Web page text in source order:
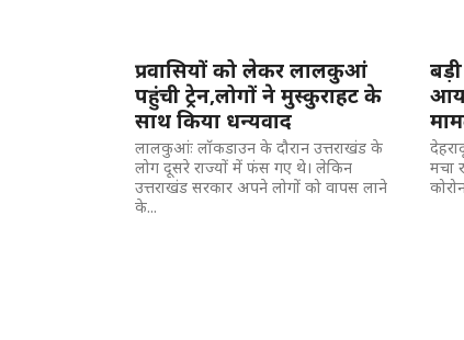
प्रवासियों को लेकर लालकुआं
पहुंची ट्रेन,लोगों ने मुस्कुराहट के
साथ किया धन्यवाद
लालकुआंः लॉकडाउन के दौरान उत्तराखंड के
लोग दूसरे राज्यों में फंस गए थे। लेकिन
उत्तराखंड सरकार अपने लोगों को वापस लाने
के...
मचा